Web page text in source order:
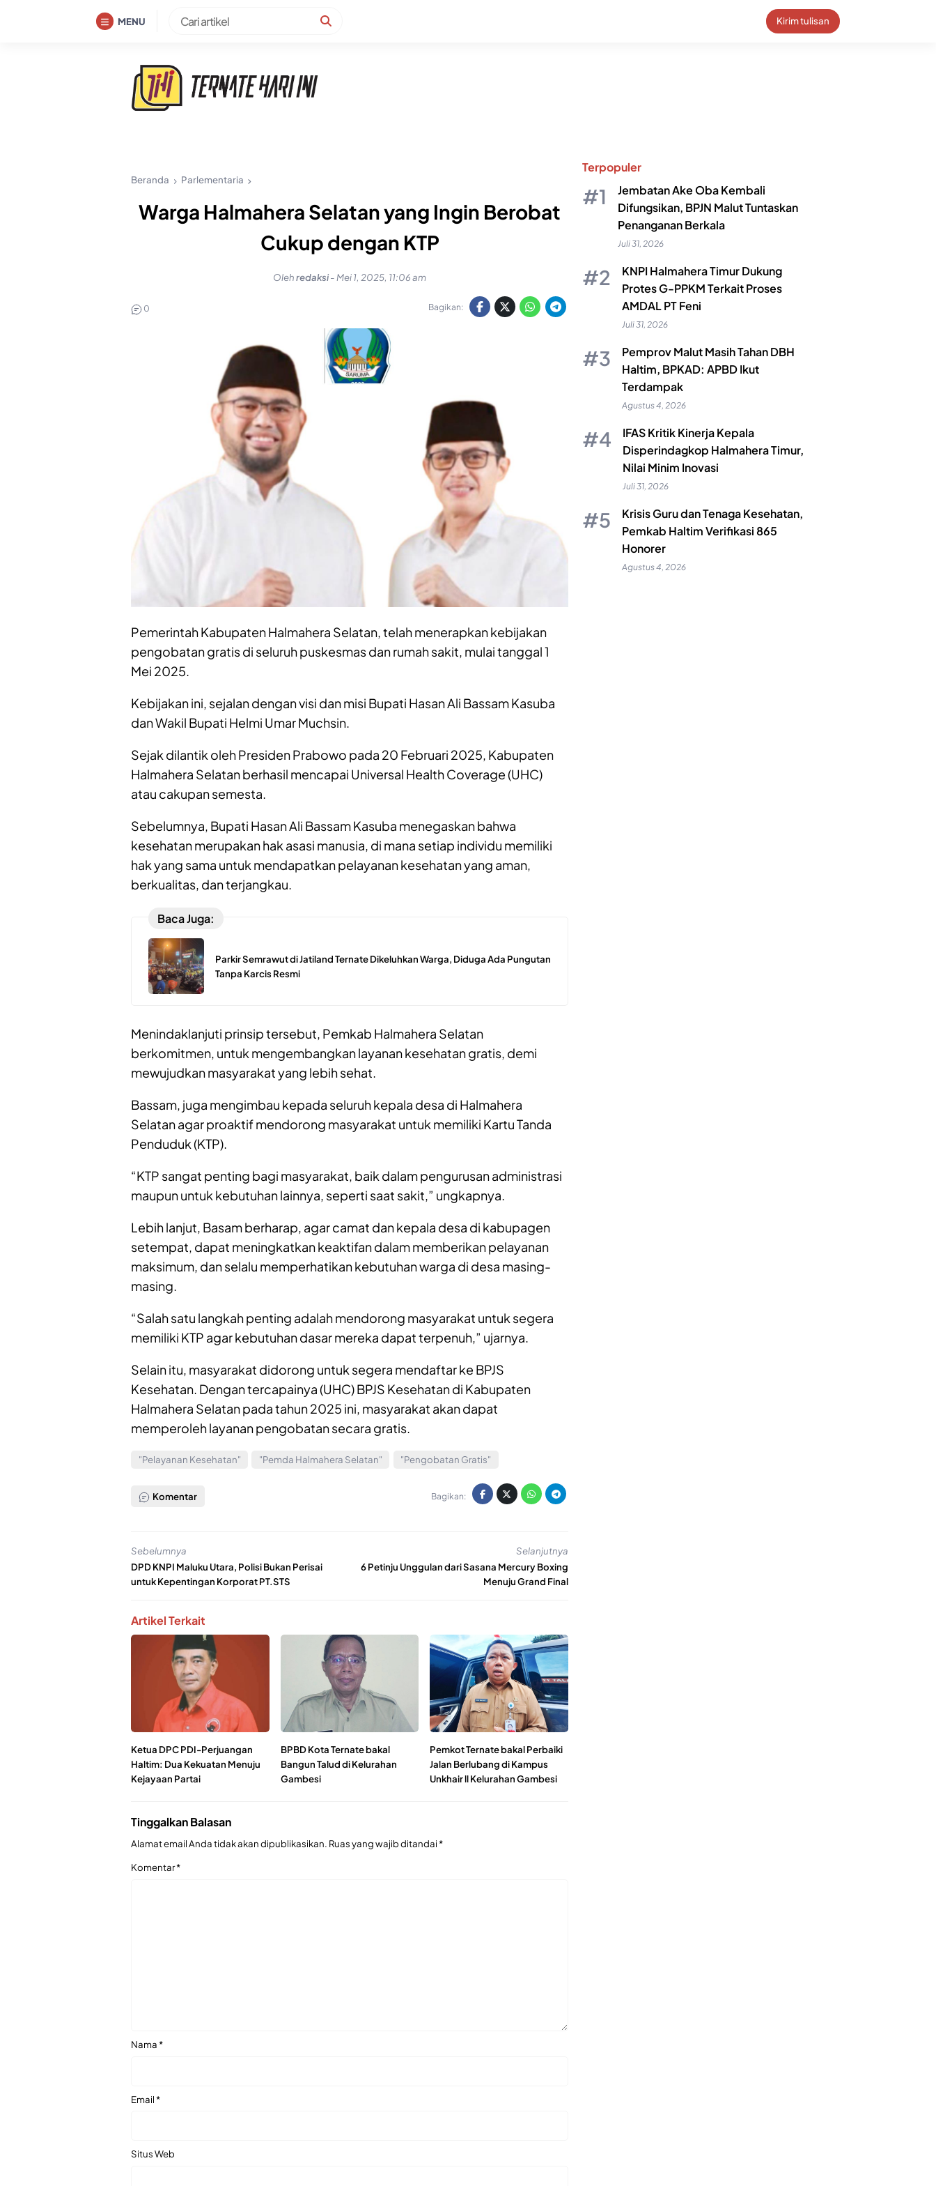
MENU Kirim tulisan
Beranda Parlementaria
Warga Halmahera Selatan yang Ingin Berobat
Cukup dengan KTP
Olehredaksi-Mei 1, 2025, 11:06 am
0 Bagikan:
Pemerintah Kabupaten Halmahera Selatan, telah menerapkan kebijakan
pengobatan gratis di seluruh puskesmas dan rumah sakit, mulai tanggal 1
Mei 2025.
Kebijakan ini, sejalan dengan visi dan misi Bupati Hasan Ali Bassam Kasuba
dan Wakil Bupati Helmi Umar Muchsin.
Sejak dilantik oleh Presiden Prabowo pada 20 Februari 2025, Kabupaten
Halmahera Selatan berhasil mencapai Universal Health Coverage (UHC)
atau cakupan semesta.
Sebelumnya, Bupati Hasan Ali Bassam Kasuba menegaskan bahwa
kesehatan merupakan hak asasi manusia, di mana setiap individu memiliki
hak yang sama untuk mendapatkan pelayanan kesehatan yang aman,
berkualitas, dan terjangkau.
Baca Juga:
Parkir Semrawut di Jatiland Ternate Dikeluhkan Warga, Diduga Ada Pungutan
Tanpa Karcis Resmi
Menindaklanjuti prinsip tersebut, Pemkab Halmahera Selatan
berkomitmen, untuk mengembangkan layanan kesehatan gratis, demi
mewujudkan masyarakat yang lebih sehat.
Bassam, juga mengimbau kepada seluruh kepala desa di Halmahera
Selatan agar proaktif mendorong masyarakat untuk memiliki Kartu Tanda
Penduduk (KTP).
“KTP sangat penting bagi masyarakat, baik dalam pengurusan administrasi
maupun untuk kebutuhan lainnya, seperti saat sakit,” ungkapnya.
Lebih lanjut, Basam berharap, agar camat dan kepala desa di kabupagen
setempat, dapat meningkatkan keaktifan dalam memberikan pelayanan
maksimum, dan selalu memperhatikan kebutuhan warga di desa masing-
masing.
“Salah satu langkah penting adalah mendorong masyarakat untuk segera
memiliki KTP agar kebutuhan dasar mereka dapat terpenuh,” ujarnya.
Selain itu, masyarakat didorong untuk segera mendaftar ke BPJS
Kesehatan. Dengan tercapainya (UHC) BPJS Kesehatan di Kabupaten
Halmahera Selatan pada tahun 2025 ini, masyarakat akan dapat
memperoleh layanan pengobatan secara gratis.
"Pelayanan Kesehatan" "Pemda Halmahera Selatan" "Pengobatan Gratis"
Komentar Bagikan:
Sebelumnya
DPD KNPI Maluku Utara, Polisi Bukan Perisai
untuk Kepentingan Korporat PT.STS
Selanjutnya
6 Petinju Unggulan dari Sasana Mercury Boxing
Menuju Grand Final
Artikel Terkait
Ketua DPC PDI-Perjuangan
Haltim: Dua Kekuatan Menuju
Kejayaan Partai
BPBD Kota Ternate bakal
Bangun Talud di Kelurahan
Gambesi
Pemkot Ternate bakal Perbaiki
Jalan Berlubang di Kampus
Unkhair ll Kelurahan Gambesi
Tinggalkan Balasan
Alamat email Anda tidak akan dipublikasikan. Ruas yang wajib ditandai*
Komentar*
Nama*
Email*
Situs Web
Terpopuler
Jembatan Ake Oba Kembali
Difungsikan, BPJN Malut Tuntaskan
Penanganan Berkala
Juli 31, 2026
KNPI Halmahera Timur Dukung
Protes G-PPKM Terkait Proses
AMDAL PT Feni
Juli 31, 2026
Pemprov Malut Masih Tahan DBH
Haltim, BPKAD: APBD Ikut
Terdampak
Agustus 4, 2026
IFAS Kritik Kinerja Kepala
Disperindagkop Halmahera Timur,
Nilai Minim Inovasi
Juli 31, 2026
Krisis Guru dan Tenaga Kesehatan,
Pemkab Haltim Verifikasi 865
Honorer
Agustus 4, 2026